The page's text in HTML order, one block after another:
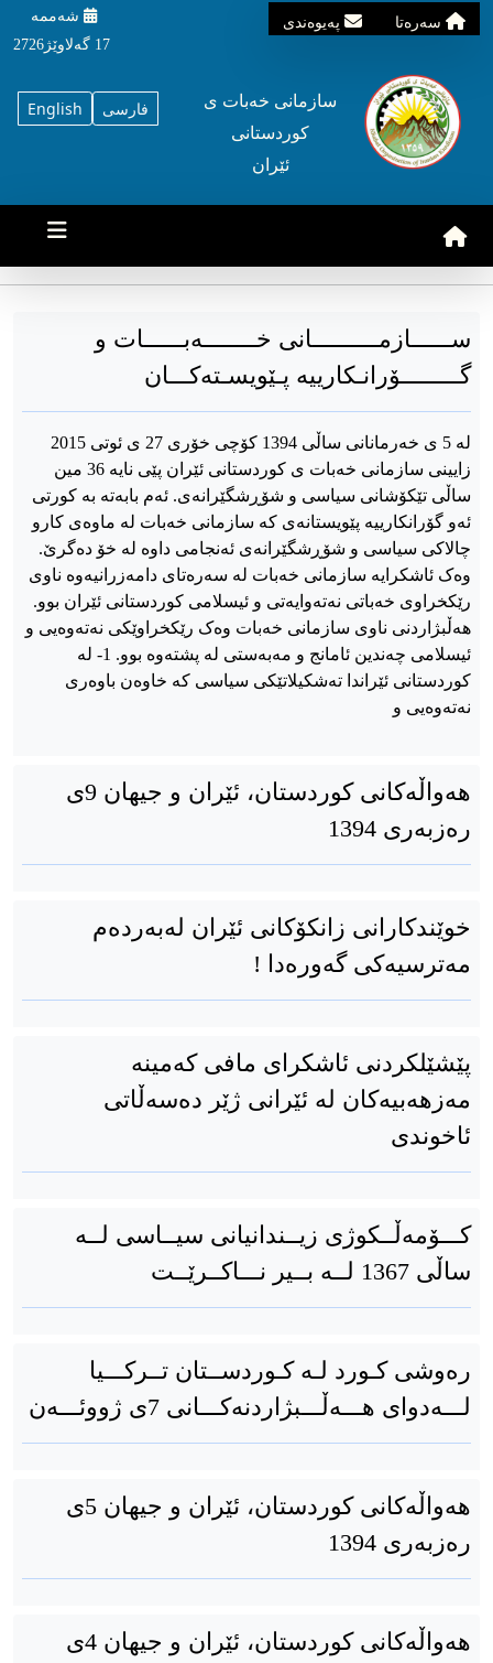
سه‌ره‌تا په‌یوه‌ندی
شه‌ممه‌
17 گه‌لاوێژ2726
English فارسی
سازمانی خه‌بات ی
کوردستانی
ئێران
ســــــازمــــــــــانی خــــــــەبــــــات و
گـــــــــۆرانـکارییە پـێویسـتەکـــان
لە 5 ی خەرمانانی ساڵی 1394 کۆچی خۆری 27 ی ئوتی 2015
زایینی سازمانی خەبات ی کوردستانی ئێران پێی نایە 36 مین
ساڵی تێکۆشانی سیاسی و شۆڕشگێرانەی. ئەم بابەتە بە کورتی
ئەو گۆرانکارییە پێویستانەی کە سازمانی خەبات لە ماوەی کارو
چالاکی سیاسی و شۆڕشگێرانەی ئەنجامی داوە لە خۆ دەگرێ.
وەک ئاشکرایە سازمانی خەبات لە سەرەتای دامەزرانیەوە ناوی
رێکخراوی خەباتی نەتەوایەتی و ئیسلامی کوردستانی ئێران بوو.
هەڵبژاردنی ناوی سازمانی خەبات وەک رێکخراوێکی نەتەوەیی و
ئیسلامی چەندین ئامانج و مەبەستی لە پشتەوە بوو. 1- لە
کوردستانی ئێراندا تەشکیلاتێکی سیاسی کە خاوەن باوەری
نەتەوەیی و
هەواڵەکانی کوردستان، ئێران و جیهان 9ی
رەزبەری 1394
خوێندکارانی زانکۆکانی ئێران لەبەردەم
مەترسیەکی گەورەدا !
پێشێلکردنی ئاشکرای مافی کەمینە
مەزهەبیەکان لە ئێرانی ژێر دەسەڵاتی
ئاخوندی
کـــۆمەڵــکوژی زیــندانیانی سیــاسی لــە
ساڵی 1367 لــە بــیر نـــاکــرێــت
رەوشی کـورد لـە کـوردســتان تــرکـــیا
لـــەدوای هـــەڵـــبژاردنەکـــانی 7ی ژووئـــەن
هەواڵەکانی کوردستان، ئێران و جیهان 5ی
رەزبەری 1394
هەواڵەکانی کوردستان، ئێران و جیهان 4ی